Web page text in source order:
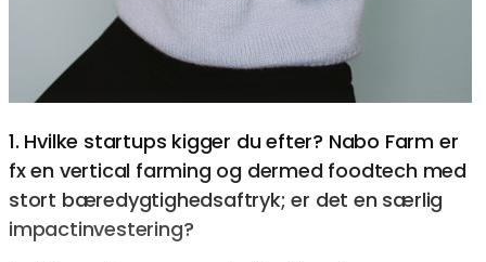
1. Hvilke startups kigger du efter? Nabo Farm er
fx en vertical farming og dermed foodtech med
stort bæredygtighedsaftryk; er det en særlig
impactinvestering?